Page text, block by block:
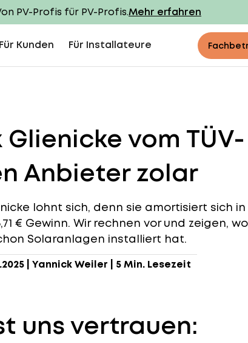
PV-Profis für PV-Profis.Mehr erfahren
Für Kunden Für Installateure
vom TÜV-
Anbieter zolar
lohnt sich, denn sie amortisiert sich in
€ Gewinn. Wir rechnen vor und zeigen,
Solaranlagen installiert hat.
| Yannick Weiler 5 Min. Lesezeit
uns vertrauen: